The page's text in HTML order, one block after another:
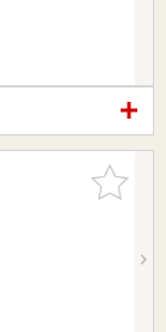
お気に入
りに追加